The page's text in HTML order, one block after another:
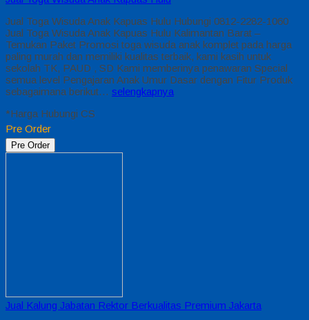
Jual Toga Wisuda Anak Kapuas Hulu Hubungi 0812-2282-1060
Jual Toga Wisuda Anak Kapuas Hulu Kalimantan Barat –
Temukan Paket Promosi toga wisuda anak komplet pada harga
paling murah dan memiliki kualitas terbaik, kami kasih untuk
sekolah TK, PAUD , SD Kami memberinya penawaran Special
semua level Pengajaran Anak Umur Dasar dengan Fitur Produk
sebagaimana berikut… selengkapnya
*Harga Hubungi CS
Pre Order
Pre Order
Jual Kalung Jabatan Rektor Berkualitas Premium Jakarta